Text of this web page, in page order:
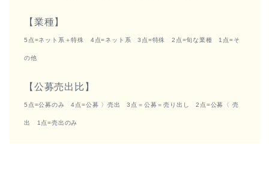
【業種】
5点=ネット系＋特殊 4点=ネット系 3点=特殊 2点=旬な業種 1点=そ
の他
【公募売出比】
5点=公募のみ 4点=公募 〉売出 3点＝公募＝売り出し 2点=公募〈 売
出 1点=売出のみ